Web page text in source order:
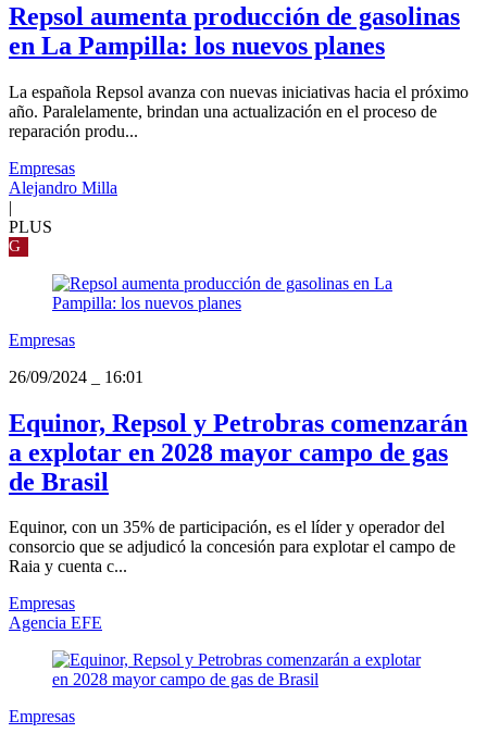
Repsol aumenta producción de gasolinas
en La Pampilla: los nuevos planes
La española Repsol avanza con nuevas iniciativas hacia el próximo
año. Paralelamente, brindan una actualización en el proceso de
reparación produ...
Empresas
Alejandro Milla
|
PLUS
G
Empresas
26/09/2024
16:01
Equinor, Repsol y Petrobras comenzarán
a explotar en 2028 mayor campo de gas
de Brasil
Equinor, con un 35% de participación, es el líder y operador del
consorcio que se adjudicó la concesión para explotar el campo de
Raia y cuenta c...
Empresas
Agencia EFE
Empresas